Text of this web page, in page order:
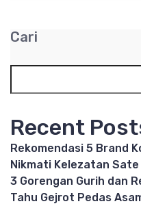
Cari
Recent
Rekomendasi 5 Brand
Nikmati Kelezatan
3 Gorengan Gurih dan
Tahu Gejrot Pedas